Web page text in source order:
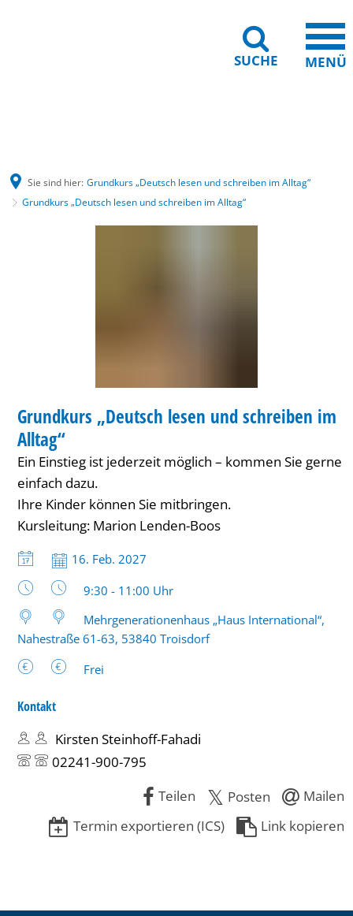
SUCHE MENÜ
Sie sind hier: Grundkurs „Deutsch lesen und schreiben im Alltag“
Grundkurs „Deutsch lesen und schreiben im Alltag“
Alltag“
Grundkurs „Deutsch lesen und schreiben im
Alltag“
Ein Einstieg ist jederzeit möglich – kommen Sie gerne
einfach dazu.
Ihre Kinder können Sie mitbringen.
Kursleitung: Marion Lenden-Boos
Datum:
16. Feb. 2027
Uhrzeit:
9:30 - 11:00 Uhr
Mehrgenerationenhaus „Haus International“,
Nahestraße 61-63, 53840 Troisdorf
Frei
Kontakt
Kirsten Steinhoff-Fahadi
02241-900-795
Teilen
Posten
Mailen
Termin exportieren (ICS)
Link kopieren